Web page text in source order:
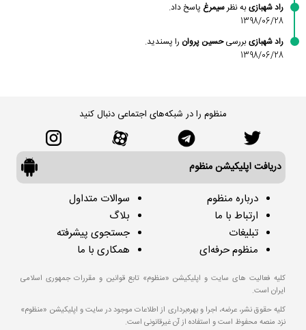
راد شهبازیبه نظرسیمرغ پاسخ داد.
1398/06/28
راد شهبازیبررسیحسین پروان را پسندید.
1398/06/28
منظوم را در شبکه‌های اجتماعی دنبال کنید
دریافت اپلیکیشن منظوم
درباره منظوم
ارتباط با ما
تبلیغات
منظوم حرفه‌ای
سوالات متداول
بلاگ
جستجوی پیشرفته
همکاری با ما
کلیه فعالیت های سایت و اپلیکیشن «منظوم» تابع قوانین و مقررات جمهوری اسلامی
ایران است.
کلیه حقوق نشر، عرضه، اجرا و بهره‌برداری از اطلاعات موجود در سایت و اپلیکیشن «منظوم»
نزد منصه محفوظ است و استفاده از آن غیرقانونی است.